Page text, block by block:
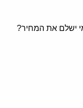
ישלם את המחיר?